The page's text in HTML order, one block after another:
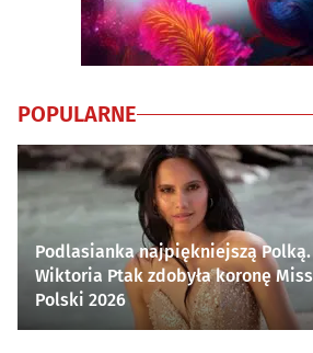
POPULARNE
Podlasianka najpiękniejszą Polką.
Wiktoria Ptak zdobyła koronę Miss
Polski 2026